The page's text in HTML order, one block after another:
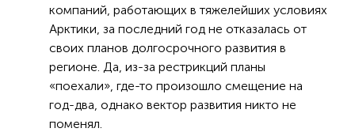
компаний, работающих в тяжелейших условиях
Арктики, за последний год не отказалась от
своих планов долгосрочного развития в
регионе. Да, из-за рестрикций планы
«поехали», где-то произошло смещение на
год-два, однако вектор развития никто не
поменял.